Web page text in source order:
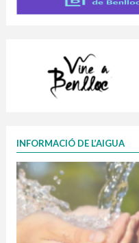
INFORMACIÓ DE L’AIGUA